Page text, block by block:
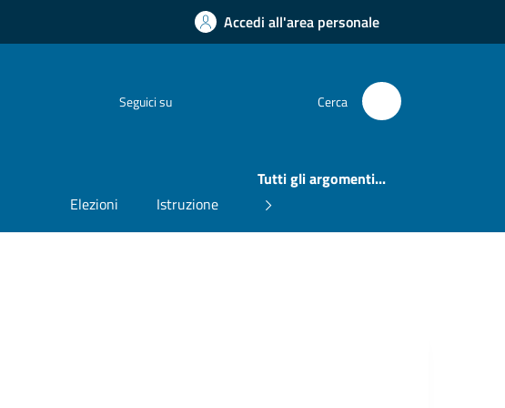
Accedi all'area personale
Seguici su Cerca
Elezioni Istruzione
Tutti gli argomenti...